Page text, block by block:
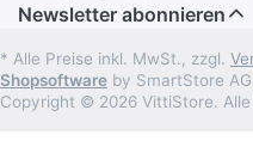
Newsletter abonnieren
* Alle Preise inkl. MwSt., zzgl.
Shopsoftware by SmartStore
Copyright © 2026 VittiStore.